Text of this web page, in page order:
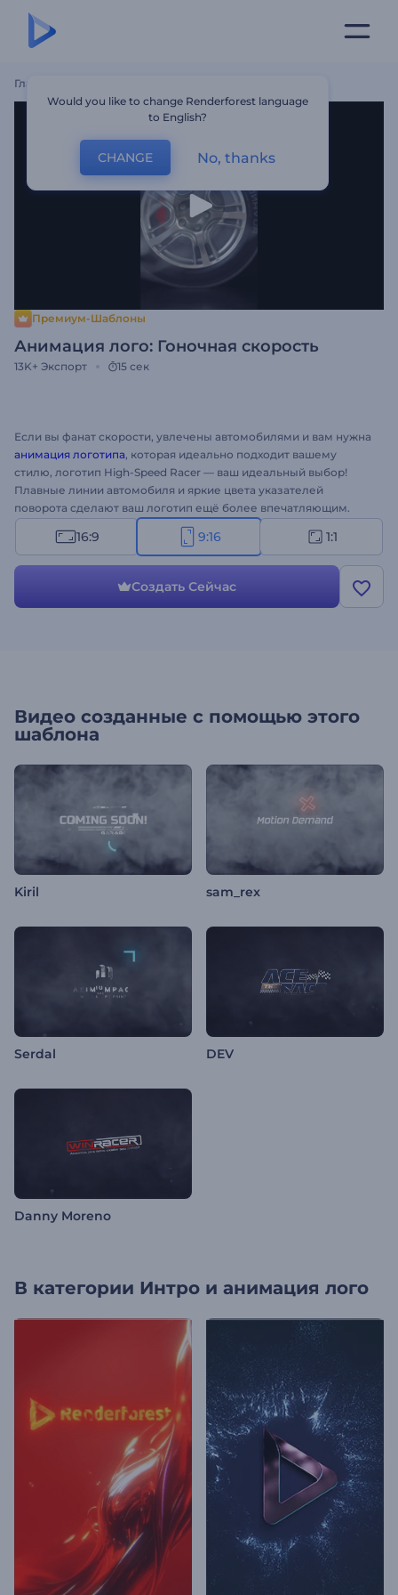
Главная
Премиум-Шаблоны
Анимация лого: Гоночная скорость
13K+ Экспорт 15 сек
Если вы фанат скорости, увлечены автомобилями и вам нужна
анимация логотипа, которая идеально подходит вашему
стилю, логотип High-Speed Racer — ваш идеальный выбор!
Плавные линии автомобиля и яркие цвета указателей
поворота сделают ваш логотип ещё более впечатляющим.
Просто загрузите свой логотип, чтобы создать самую
эффективную анимацию. Идеально подходит для
презентаций и многого другого. Попробуйте этот новый
шаблон прямо сейчас! Создайте свою историю в Instagram за
16:9 9:16 1:1
Создать Сейчас
Видео созданные с помощью этого
шаблона
Kiril sam_rex
Serdal DEV
Danny Moreno
В категории Интро и анимация лого
Would you like to change Renderforest language
to English?
CHANGE No, thanks